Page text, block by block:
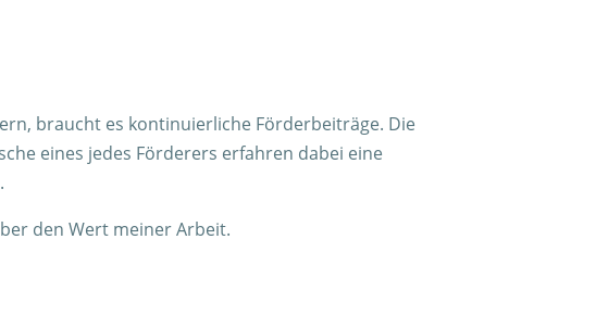
braucht es kontinuierliche Förderbeiträge. Die
eines jedes Förderers erfahren dabei eine
den Wert meiner Arbeit.